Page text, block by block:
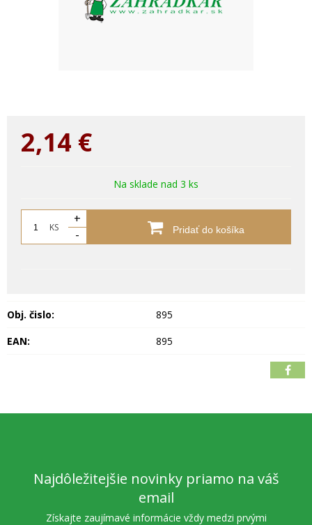
2,14 €
Na sklade nad 3 ks
KS
+
-
Pridať do košíka
Obj. čislo:
895
EAN:
895
Najdôležitejšie novinky priamo na váš
email
Získajte zaujímavé informácie vždy medzi prvými